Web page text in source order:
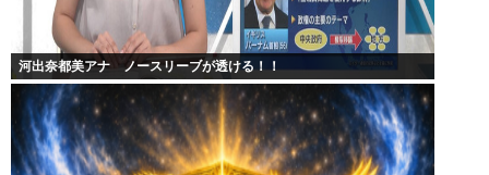
河出奈都美アナ ノースリーブが透ける！！